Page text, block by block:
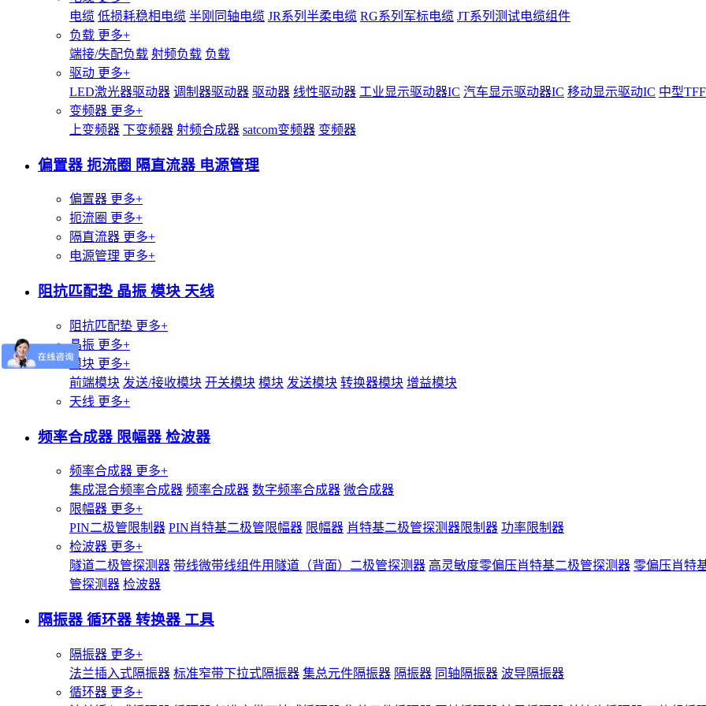
电缆 低损耗稳相电缆 半刚同轴电缆 JR系列半柔电缆 RG系列军标电缆 JT系列测试电缆组件
负载 更多+
端接/失配负载 射频负载 负载
驱动 更多+
LED激光器驱动器 调制器驱动器 驱动器 线性驱动器 工业显示驱动器IC 汽车显示驱动器IC 移动显示驱动IC 中型
变频器 更多+
上变频器 下变频器 射频合成器 satcom变频器 变频器
偏置器 扼流圈 隔直流器 电源管理
偏置器 更多+
扼流圈 更多+
隔直流器 更多+
电源管理 更多+
阻抗匹配垫 晶振 模块 天线
阻抗匹配垫 更多+
晶振 更多+
模块 更多+
前端模块 发送/接收模块 开关模块 模块 发送模块 转换器模块 增益模块
天线 更多+
频率合成器 限幅器 检波器
频率合成器 更多+
集成混合频率合成器 频率合成器 数字频率合成器 微合成器
限幅器 更多+
PIN二极管限制器 PIN肖特基二极管限幅器 限幅器 肖特基二极管探测器限制器 功率限制器
检波器 更多+
隧道二极管探测器 带线微带线组件用隧道（背面）二极管探测器 高灵敏度零偏压肖特基二极管探测器 零偏压肖特
管探测器 检波器
隔振器 循环器 转换器 工具
隔振器 更多+
法兰插入式隔振器 标准窄带下拉式隔振器 集总元件隔振器 隔振器 同轴隔振器 波导隔振器
循环器 更多+